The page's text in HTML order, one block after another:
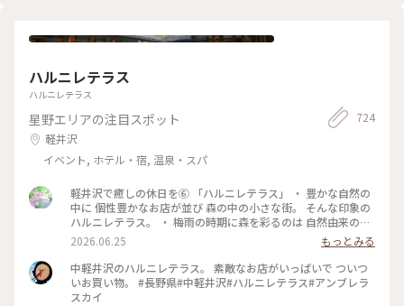
す。 本日のスープを頼み、 コーヒーを追加しました。 本当
😅 こちらも、次回はリベンジを誓いました（笑） たまごサン
ドは、熱々で、 パンは、少し酸味のあるパンで、 とても相性
た味で、 美味しかったです。 名残惜しいですが、 次の目的地
に向かうため、 ９：００過ぎに、お店を出ました。 #ヒーリン
グ旅#春風さんぽ#Myことりっぷ#谷根千散歩#カヤバ珈琲#モ
ーニング#たまごサンド#珈琲#nikonfe2#散歩フィルム
ハルニレテラス
ハルニレテラス
星野エリアの注目スポット
軽井沢
イベント, ホテル・宿, 温泉・スパ
724
軽井沢で癒しの休日を⑥ 「ハルニレテラス」 ・ 豊かな自然の
中に 個性豊かなお店が並び 森の中の小さな街。 そんな印象の
ハルニレテラス。 ・ 梅雨の時期に森を彩るのは 自然由来の素
材で100色に染めた布たち。 日差しに照らされ風に揺れて〜
改めて晴れて良かったなぁ〜。 心が躍る風景でした。 ・ 平日
でしたが多くの人で賑わっていました。 （週末はどうなっち
ゃうの？） #ひみつの絶景 #軽井沢 #ハルニレテラス
2026.06.25
もっとみる
中軽井沢のハルニレテラス。 素敵なお店がいっぱいで ついつ
いお買い物。 #長野県#中軽井沢#ハルニレテラス#アンブレラ
スカイ